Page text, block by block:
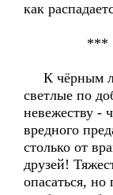
как
***
К чёрным
светлые по
невежеству -
вредного
столько от
друзей!
опасаться,